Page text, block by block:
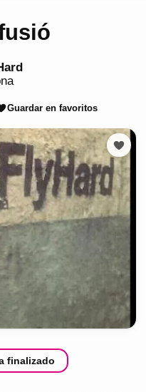
Guardar en favoritos
finalizado